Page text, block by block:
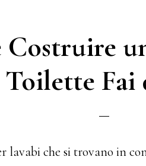
Costruire
Toilette Fai
lavabi che si trovano in